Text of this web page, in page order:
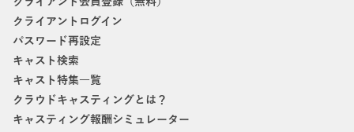
クライアントログイン
パスワード再設定
キャスト検索
キャスト特集一覧
クラウドキャスティングとは？
キャスティング報酬シミュレーター